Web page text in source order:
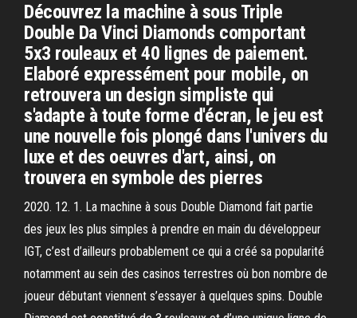
Découvrez la machine à sous Triple
Double Da Vinci Diamonds comportant
5x3 rouleaux et 40 lignes de paiement.
Elaboré expressément pour mobile, on
retrouvera un design simpliste qui
s'adapte à toute forme d'écran, le jeu est
une nouvelle fois plongé dans l'univers du
luxe et des oeuvres d'art, ainsi, on
trouvera en symbole des pierres
2020. 12. 1. La machine à sous Double Diamond fait partie
des jeux les plus simples à prendre en main du développeur
IGT, c’est d’ailleurs probablement ce qui a créé sa popularité
notamment au sein des casinos terrestres où bon nombre de
joueur débutant viennent s’essayer à quelques spins. Double